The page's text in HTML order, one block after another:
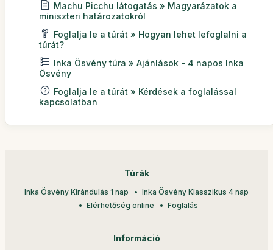
Machu Picchu látogatás » Magyarázatok a
miniszteri határozatokról
Foglalja le a túrát » Hogyan lehet lefoglalni a
túrát?
Inka Ösvény túra » Ajánlások - 4 napos Inka
Ösvény
Foglalja le a túrát » Kérdések a foglalással
kapcsolatban
Túrák
Inka Ösvény Kirándulás 1 nap
Inka Ösvény Klasszikus 4 nap
Elérhetőség online
Foglalás
Információ